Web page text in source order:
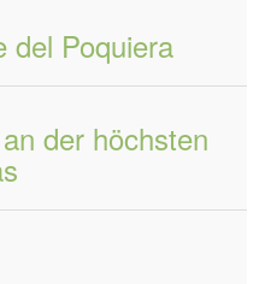
del Poquiera
der höchsten